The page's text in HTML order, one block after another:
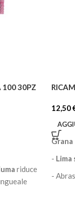
100 30PZ
riduce
12,50
Grana
-
-